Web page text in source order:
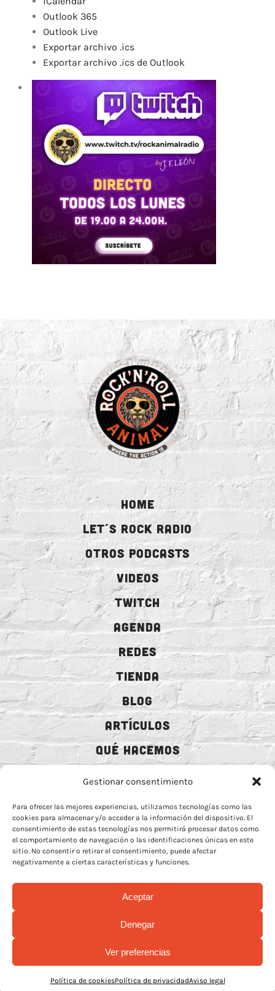
Gestionar consentimiento
Para ofrecer las mejores experiencias, utilizamos tecnologías como las
cookies para almacenar y/o acceder a la información del dispositivo. El
consentimiento de estas tecnologías nos permitirá procesar datos como
el comportamiento de navegación o las identificaciones únicas en este
sitio. No consentir o retirar el consentimiento, puede afectar
negativamente a ciertas características y funciones.
Aceptar
Denegar
Ver preferencias
Política de cookiesPolítica de privacidadAviso legal
Outlook 365
Outlook Live
Exportar archivo .ics
Exportar archivo .ics de Outlook
HOME
LET´S ROCK RADIO
OTROS PODCASTS
VIDEOS
TWITCH
AGENDA
REDES
TIENDA
BLOG
ARTÍCULOS
QUÉ HACEMOS
MECENAZGO
CONTACTO
BIO
POLÍTICA DE COOCKIES–
POLÍTICA DE PRIVACIDAD REDES
© Copyright 2026 | Rock Animal Radio | All Rights Reserved |